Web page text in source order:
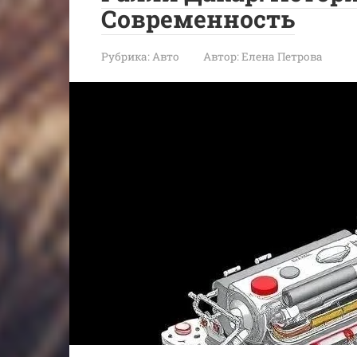
Современность
Рубрика:Авто Автор:Елена Петрова